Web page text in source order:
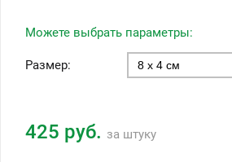
Можете выбрать параметры:
Размер:
425 руб. за штуку